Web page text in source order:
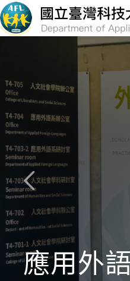
跳
到
內
容
區
塊
應用外